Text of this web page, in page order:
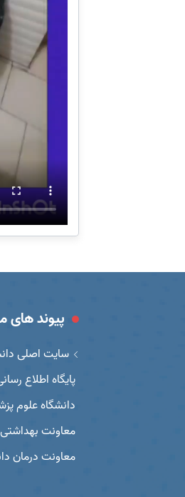
پیوند های
سایت اصلی
پایگاه اطلاع
دانشگاه علوم
معاونت
معاونت درمان